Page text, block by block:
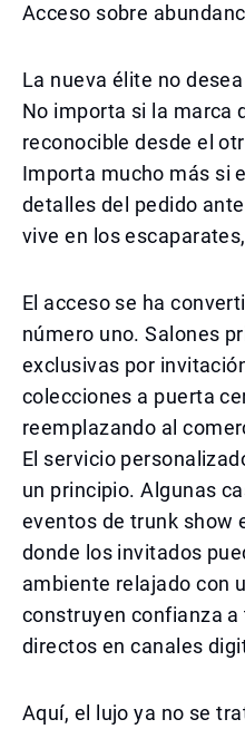
Acceso sobre
La nueva élite no
No importa si la marca
reconocible desde el
Importa mucho más si
detalles del pedido
vive en los
El acceso se ha
número uno. Salones
exclusivas por
colecciones a puerta
reemplazando al
El servicio
un principio. Algunas
eventos de trunk show
donde los invitados
ambiente relajado con
construyen confianza
directos en canales
Aquí, el lujo ya no se